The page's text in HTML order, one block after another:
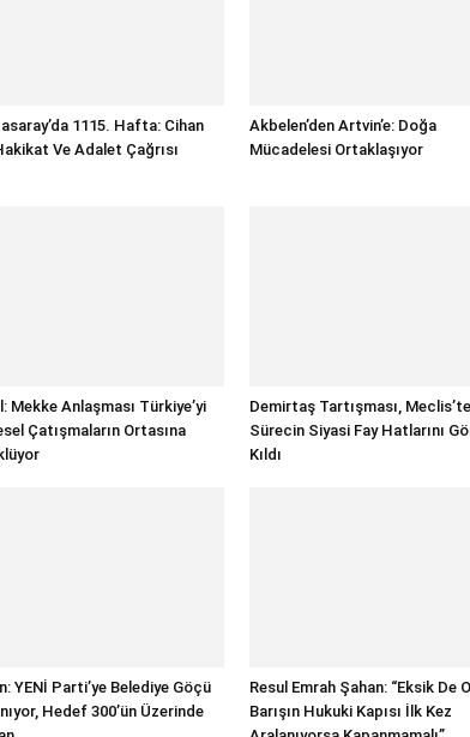
1115. Hafta: Cihan
Ve Adalet Çağrısı
Akbelen’den Artvin’e: Doğa
Mücadelesi Ortaklaşıyor
Mekke Anlaşması Türkiye’yi
Çatışmaların Ortasına
Demirtaş Tartışması,
Sürecin Siyasi Fay Hatlarını
Kıldı
YENİ Parti’ye Belediye Göçü
Hedef 300’ün Üzerinde
Resul Emrah Şahan: “Eksik De
Barışın Hukuki Kapısı İlk Kez